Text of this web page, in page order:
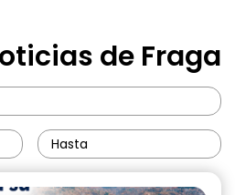
de Fraga